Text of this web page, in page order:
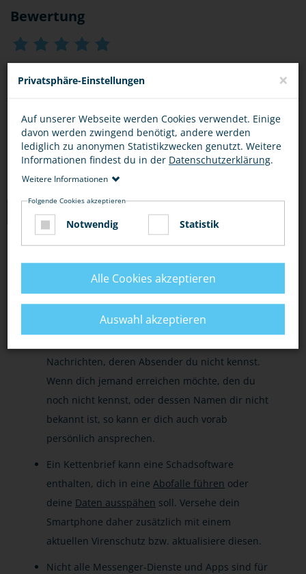
Bewertung
TIPPS
SCHUTZ VOR KETTENBRIEFEN
Lass dich nicht darauf ein, Kettenbriefe, die
Drohungen enthalten, weiterzuschicken.
Nachrichten, deren Absender du nicht kennst.
Wenn dich jemand erreichen möchte, den du
noch nicht kennst, oder dessen Namen dir nicht
bekannt ist, so kann er dich auch vorab
persönlich ansprechen.
Ein Kettenbrief kann eine Schadsoftware
enthalten, dich in eine Abofalle führen oder
deine Daten ausspähen soll. Versehe dein
Smartphone daher zusätzlich mit einem
aktuellen Virenschutz bzw. aktualisiere diesen.
Nicht alle Messenger-Dienste und Apps sind für
Privatsphäre-Einstellungen ×
Auf unserer Webseite werden Cookies verwendet. Einige
davon werden zwingend benötigt, andere werden
lediglich zu anonymen Statistikzwecken genutzt. Weitere
Informationen findest du in der Datenschutzerklärung.
Weitere Informationen
Folgende Cookies akzeptieren
Notwendig Statistik
Alle Cookies akzeptieren
Auswahl akzeptieren